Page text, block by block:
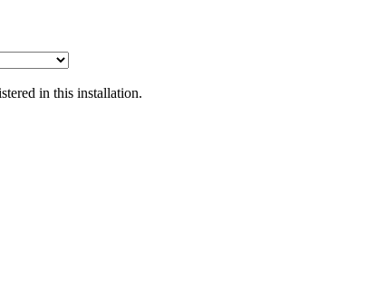
in this installation.